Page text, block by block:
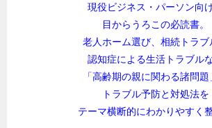
現役ビジネス・パーソン向け
目からうろこの必読書。
老人ホーム選び、相続トラブ
認知症による生活トラブル
「高齢期の親に関わる諸問題
トラブル予防と対処法を
テーマ横断的にわかりやすく整